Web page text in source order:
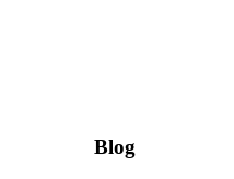
Blog